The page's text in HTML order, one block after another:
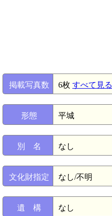
掲載写真数 6枚 すべて見る
形態 平城
別 名 なし
文化財指定 なし/不明
遺 構 なし